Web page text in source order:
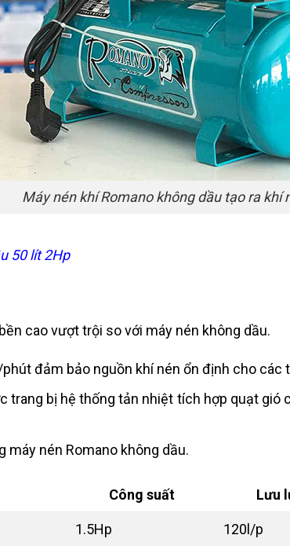
Máy nén khí Romano không dầu tạo ra khí
50 lít 2Hp
cao vượt trội so với máy nén không dầu.
đảm bảo nguồn khí nén ổn định cho các
trang bị hệ thống tản nhiệt tích hợp quạt gió
máy nén Romano không dầu.
Công suất Lưu
1.5Hp 120l/p